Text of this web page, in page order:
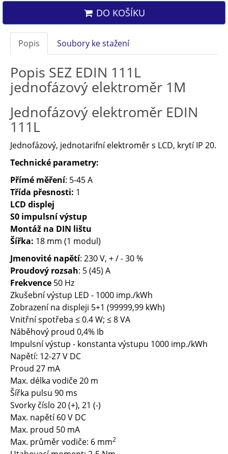
DO KOŠÍKU
Popis Soubory ke stažení
Popis SEZ EDIN 111L
jednofázový elektroměr 1M
Jednofázový elektroměr EDIN
111L
Jednofázový, jednotarifní elektroměr s LCD, krytí IP 20.
Technické parametry:
Přímé měření: 5-45 A
Třída přesnosti: 1
LCD displej
S0 impulsní výstup
Montáž na DIN lištu
Šířka: 18 mm (1 modul)
Jmenovité napětí: 230 V, + / - 30 %
Proudový rozsah: 5 (45) A
Frekvence 50 Hz
Zkušební výstup LED - 1000 imp./kWh
Zobrazení na displeji 5+1 (99999,99 kWh)
Vnitřní spotřeba ≤ 0.4 W; ≤ 8 VA
Náběhový proud 0,4% Ib
Impulsní výstup - konstanta výstupu 1000 imp./kWh
Napětí: 12-27 V DC
Proud 27 mA
Max. délka vodiče 20 m
Šířka pulsu 90 ms
Svorky číslo 20 (+), 21 (-)
Max. napětí 60 V DC
Max. proud 50 mA
Max. průměr vodiče: 6 mm2